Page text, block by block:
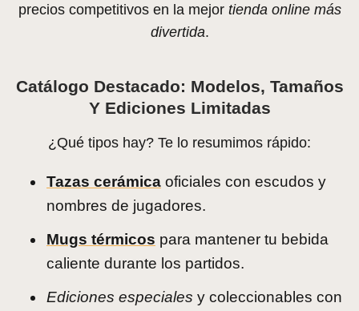
precios competitivos en la mejor tienda online más
divertida.
Catálogo Destacado: Modelos, Tamaños
Y Ediciones Limitadas
¿Qué tipos hay? Te lo resumimos rápido:
Tazas cerámica oficiales con escudos y
nombres de jugadores.
Mugs térmicos para mantener tu bebida
caliente durante los partidos.
Ediciones especiales y coleccionables con